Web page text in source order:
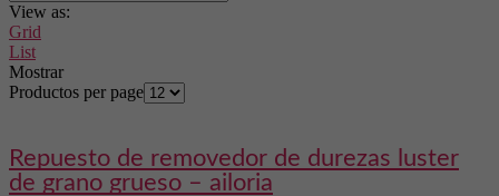
View as:
Grid
List
Mostrar
Productos per page
repuesto de removedor de durezas luster
de grano grueso – ailoria